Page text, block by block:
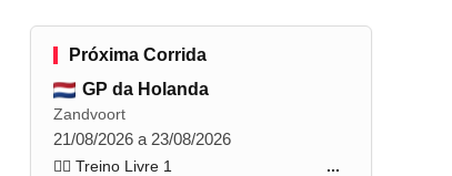
Próxima Corrida
GP da Holanda
Zandvoort
21/08/2026 a 23/08/2026
🏋️‍♂️ Treino Livre 1 ...